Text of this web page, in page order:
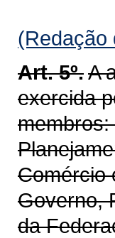
(Redação
Art. 5º.A
exercida
Comércio
Governo,
da